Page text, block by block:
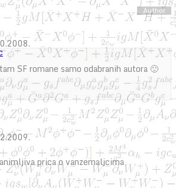
SF romane samo odabranih autora 🙂
prica o vanzemaljcima